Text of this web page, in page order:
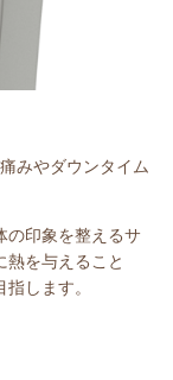
みやダウンタイム
の印象を整えるサ
熱を与えること
します。